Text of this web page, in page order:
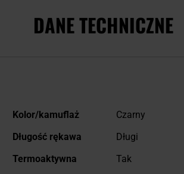
DANE TECHNICZNE
Więcej
Kolor/kamuflaż
Czarny
Długość rękawa
Długi
Termoaktywna
Tak